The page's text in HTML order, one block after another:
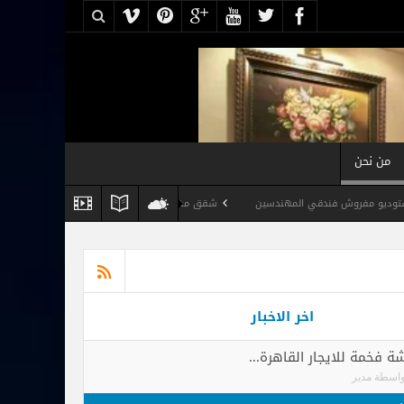
من نحن
المهندسين شقق مفروشة القاهرة رخيصة , شقق مفروشة للايجار اليومي في
اخر الاخبار
فخمة للايجار القاهرة...
مدير